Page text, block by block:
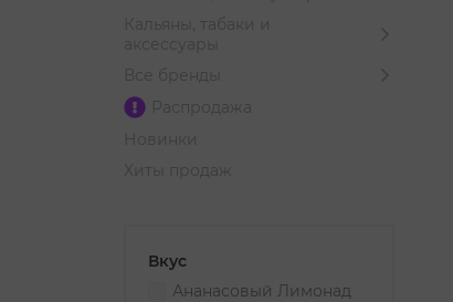
Кальяны, табаки и
аксессуары
Все бренды
Распродажа
Новинки
Хиты продаж
Вкус
Ананасовый Лимонад